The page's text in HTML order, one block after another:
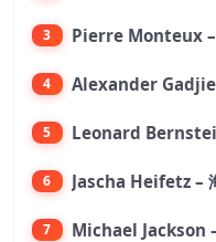
3
4
5
6
7